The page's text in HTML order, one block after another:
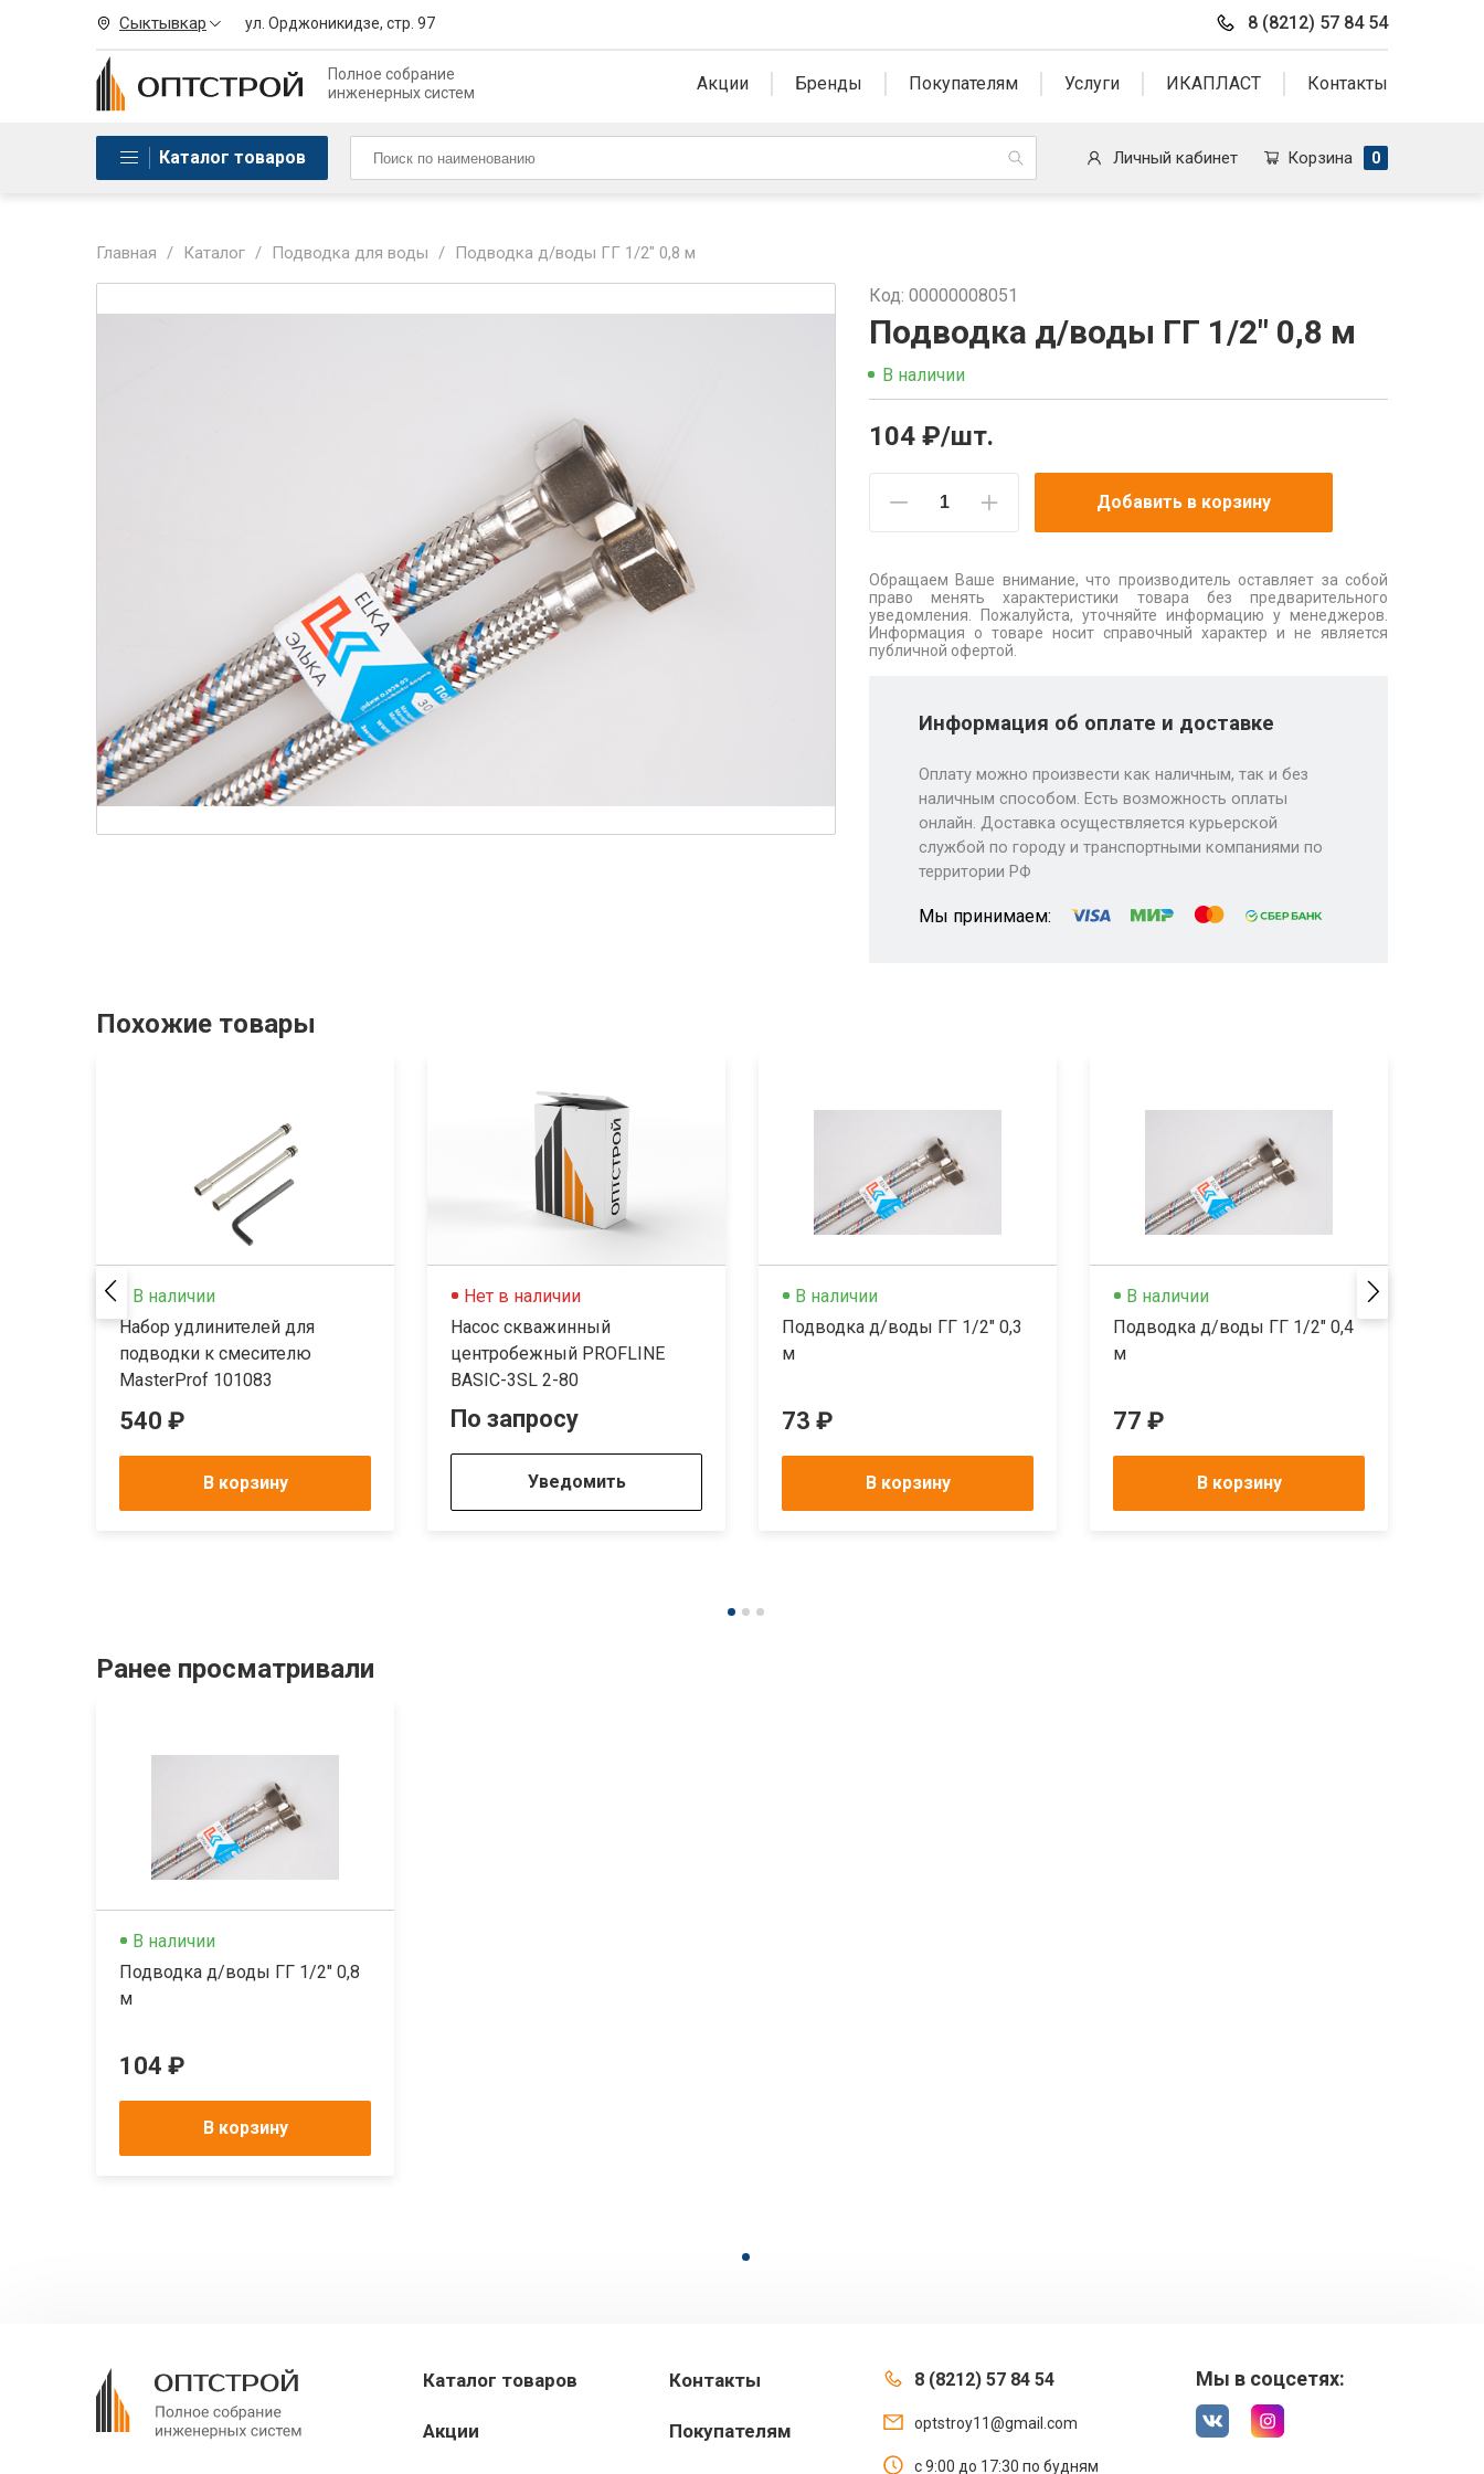
Сыктывкар ул. Орджоникидзе, стр. 97 8 (8212) 57 84 54
Полное собрание
инженерных систем
Акции Бренды Покупателям Услуги ИКАПЛАСТ Контакты
Каталог товаров Личный кабинет Корзина 0
Главная / Каталог / Подводка для воды / Подводка д/воды ГГ 1/2" 0,8 м
Код: 00000008051
Подводка д/воды ГГ 1/2" 0,8 м
В наличии
104 ₽/шт.
Добавить в корзину
Обращаем Ваше внимание, что производитель оставляет за собой
право менять характеристики товара без предварительного
уведомления. Пожалуйста, уточняйте информацию у менеджеров.
Информация о товаре носит справочный характер и не является
публичной офертой.
Информация об оплате и доставке
Оплату можно произвести как наличным, так и без
наличным способом. Есть возможность оплаты
онлайн. Доставка осуществляется курьерской
службой по городу и транспортными компаниями по
территории РФ
Мы принимаем:
Похожие товары
В наличии
Набор удлинителей для
подводки к смесителю
MasterProf 101083
540 ₽
В корзину
Нет в наличии
Насос скважинный
центробежный PROFLINE
BASIC-3SL 2-80
По запросу
Уведомить
В наличии
Подводка д/воды ГГ 1/2" 0,3
м
73 ₽
В корзину
В наличии
Подводка д/воды ГГ 1/2" 0,4
м
77 ₽
В корзину
Ранее просматривали
В наличии
Подводка д/воды ГГ 1/2" 0,8
м
104 ₽
В корзину
Каталог товаров
Акции
Контакты
Покупателям
8 (8212) 57 84 54
optstroy11@gmail.com
с 9:00 до 17:30 по будням
Мы в соцсетях: